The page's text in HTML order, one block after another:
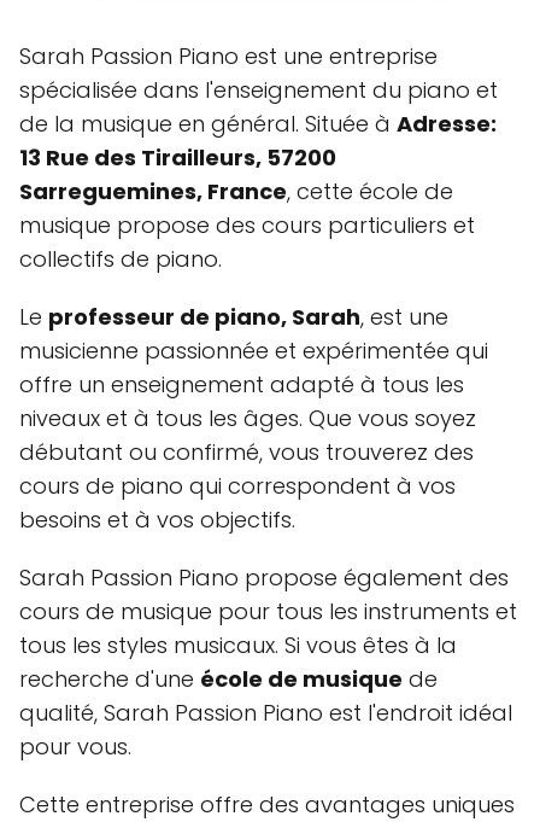
Sarah Passion Piano est une entreprise
spécialisée dans l'enseignement du piano et
de la musique en général. Située à Adresse:
13 Rue des Tirailleurs, 57200
Sarreguemines, France, cette école de
musique propose des cours particuliers et
collectifs de piano.
Le professeur de piano, Sarah, est une
musicienne passionnée et expérimentée qui
offre un enseignement adapté à tous les
niveaux et à tous les âges. Que vous soyez
débutant ou confirmé, vous trouverez des
cours de piano qui correspondent à vos
besoins et à vos objectifs.
Sarah Passion Piano propose également des
cours de musique pour tous les instruments et
tous les styles musicaux. Si vous êtes à la
recherche d'une école de musique de
qualité, Sarah Passion Piano est l'endroit idéal
pour vous.
Cette entreprise offre des avantages uniques